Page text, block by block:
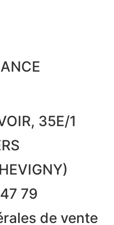
35E/1
79
de vente